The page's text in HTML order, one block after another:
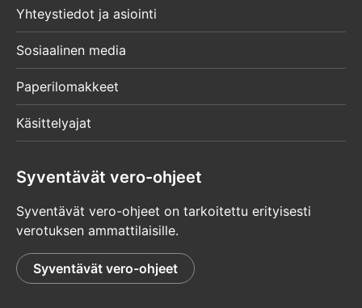
Yhteystiedot ja asiointi
Sosiaalinen media
Paperilomakkeet
Käsittelyajat
Syventävät vero-ohjeet
Syventävät vero-ohjeet on tarkoitettu erityisesti
verotuksen ammattilaisille.
Syventävät vero-ohjeet